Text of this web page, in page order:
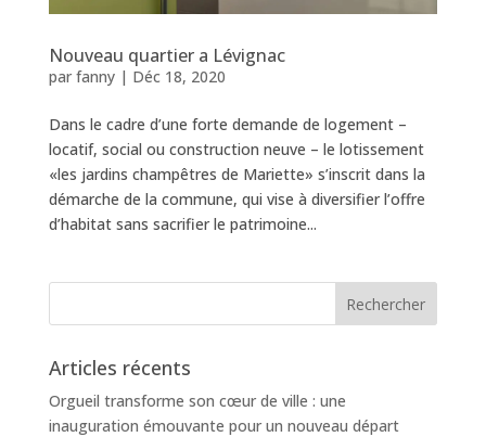
Nouveau quartier a Lévignac
par fanny| Déc 18, 2020
Dans le cadre d’une forte demande de logement –
locatif, social ou construction neuve – le lotissement
«les jardins champêtres de Mariette» s’inscrit dans la
démarche de la commune, qui vise à diversifier l’offre
d’habitat sans sacrifier le patrimoine...
Articles récents
Orgueil transforme son cœur de ville : une
inauguration émouvante pour un nouveau départ